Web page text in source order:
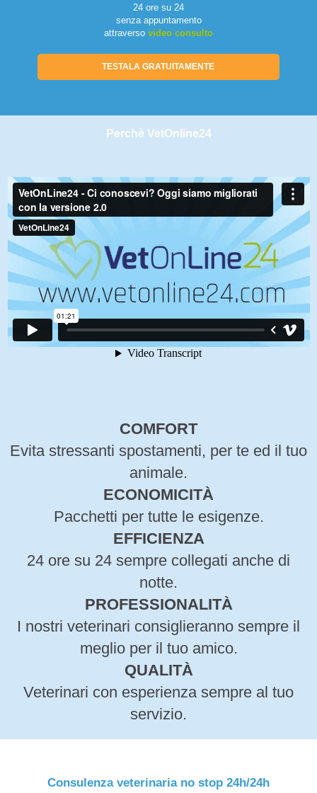
24 ore su 24
senza appuntamento
attraverso video consulto
TESTALA GRATUITAMENTE
Perchè VetOnline24
COMFORT
Evita stressanti spostamenti, per te ed il tuo
animale.
ECONOMICITÀ
Pacchetti per tutte le esigenze.
EFFICIENZA
24 ore su 24 sempre collegati anche di
notte.
PROFESSIONALITÀ
I nostri veterinari consiglieranno sempre il
meglio per il tuo amico.
QUALITÀ
Veterinari con esperienza sempre al tuo
servizio.
Consulenza veterinaria no stop 24h/24h